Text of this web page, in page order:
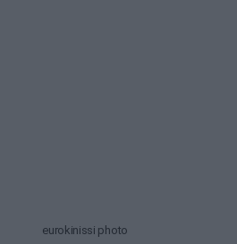
eurokinissi photo